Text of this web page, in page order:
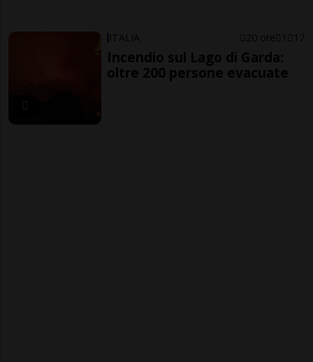
ITALIA 20 ore 1 17
Incendio sul Lago di Garda:
oltre 200 persone evacuate